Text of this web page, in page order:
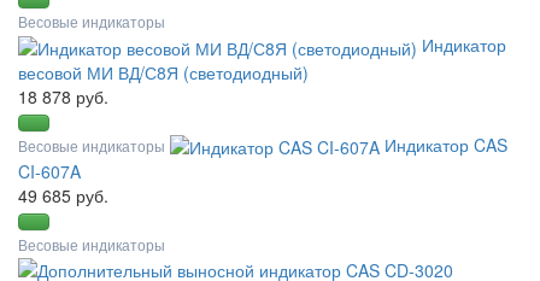
Весовые индикаторы
Индикатор
весовой МИ ВД/С8Я (светодиодный)
18 878 руб.
Весовые индикаторы
Индикатор CAS
CI-607A
49 685 руб.
Весовые индикаторы